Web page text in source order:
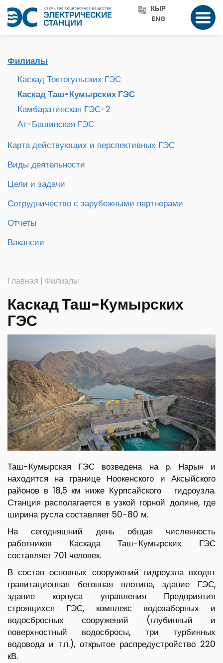
КЫР
ENG
Филиалы
Каскад Токтогульских ГЭС
Каскад Таш-Кумырских ГЭС
Камбаратинская ГЭС-2
Ат-Башинская ГЭС
Карта действующих и перспективных ГЭС
Виды деятельности
Цели и задачи
Сотрудничество с зарубежными партнерами
Отчеты
Вакансии
Главная | Филиалы
Каскад Таш-Кумырских
ГЭС
Таш-Кумырская ГЭС возведена на р. Нарын и
находится на границе Ноокенского и Аксыйского
районов в 18,5 км ниже Курпсайского гидроузла.
Станция располагается в узкой горной долине, где
ширина русла составляет 50-80 м.
На сегодняшний день общая численность
работников Каскада Таш-Кумырских ГЭС
составляет 701 человек.
В состав основных сооружений гидроузла входят
гравитационная бетонная плотина, здание ГЭС,
здание корпуса управления Предприятия
строящихся ГЭС, комплекс водозаборных и
водосбросных сооружений (глубинный и
поверхностный водосбросы, три турбинных
водовода и т.п.), открытое распредустройство 220
кВ.